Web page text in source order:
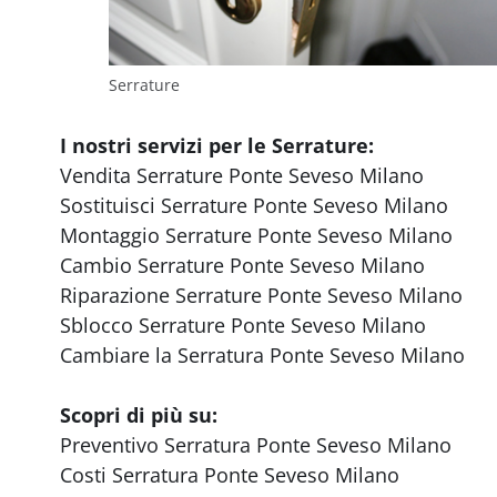
Serrature
I nostri servizi per le Serrature:
Vendita Serrature Ponte Seveso Milano
Sostituisci Serrature Ponte Seveso Milano
Montaggio Serrature Ponte Seveso Milano
Cambio Serrature Ponte Seveso Milano
Riparazione Serrature Ponte Seveso Milano
Sblocco Serrature Ponte Seveso Milano
Cambiare la Serratura Ponte Seveso Milano
Scopri di più su:
Preventivo Serratura Ponte Seveso Milano
Costi Serratura Ponte Seveso Milano